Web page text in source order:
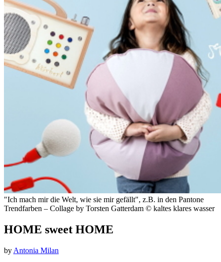
"Ich mach mir die Welt, wie sie mir gefällt", z.B. in den Pantone
Trendfarben – Collage by Torsten Gatterdam © kaltes klares wasser
HOME sweet HOME
by Antonia Milan